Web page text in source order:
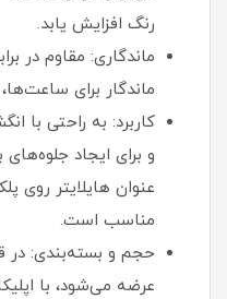
رنگ افزایش یابد.
ماندگار برای
کاربرد: به راحتی
عنوان هایلایتر روی
مناسب است.
عرضه می‌شود، با